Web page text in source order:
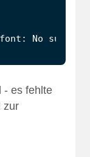
- es fehlte
zur